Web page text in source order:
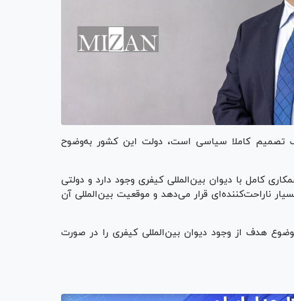
تصمیم کاملا سیاسی است، دولت این کشور به‌وضوح
کامل با دیوان بین‌المللی کیفری وجود دارد و دولتی
ناراحت‌کننده‌ای قرار می‌دهد و موقعیت بین‌المللی آن
هدف از وجود دیوان بین‌المللی کیفری را در صورت